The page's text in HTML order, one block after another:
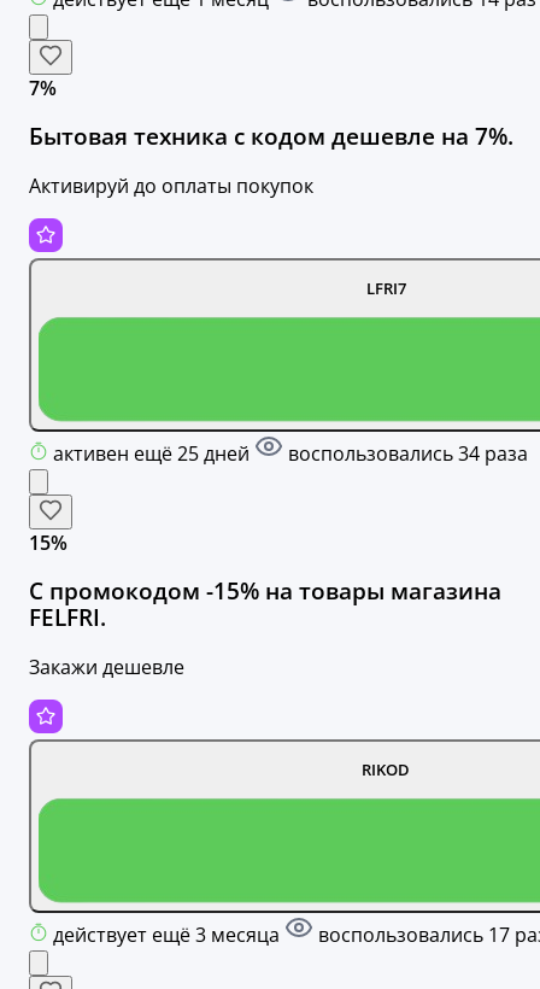
7%
Бытовая техника с кодом дешевле на 7%.
Активируй до оплаты покупок
LFRI7
активен ещё 25 дней воспользовались 34 раза
15%
С промокодом -15% на товары магазина
FELFRI.
Закажи дешевле
RIKOD
действует ещё 3 месяца воспользовались 17